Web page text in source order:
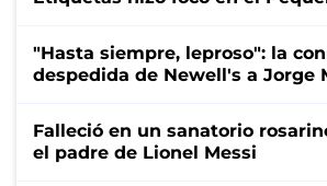
"Hasta siempre, leproso": la
despedida de Newell's a Jorge
Falleció en un sanatorio
el padre de Lionel Messi